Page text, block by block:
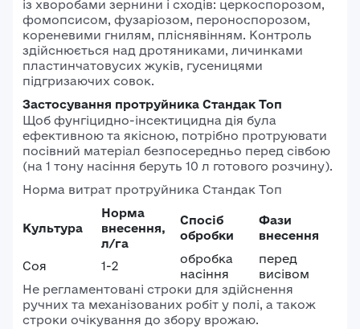
із хворобами зернини і сходів: церкоспорозом,
фомопсисом, фузаріозом, пероноспорозом,
кореневими гнилям, пліснявінням. Контроль
здійснюється над дротяниками, личинками
пластинчатовусих жуків, гусеницями
підгризаючих совок.
Застосування протруйника Стандак Топ
Щоб фунгіцидно-інсектицидна дія була
ефективною та якісною, потрібно протруювати
посівний матеріал безпосередньо перед сівбою
(на 1 тону насіння беруть 10 л готового розчину).
Норма витрат протруйника Стандак Топ
Культура
Норма
внесення,
л/га
Спосіб
обробки
Фази
внесення
Соя 1-2
обробка
насіння
перед
висівом
Не регламентовані строки для здійснення
ручних та механізованих робіт у полі, а також
строки очікування до збору врожаю.